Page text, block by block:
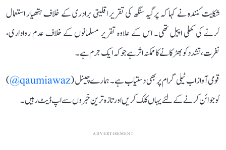
شکایت کنندہ نے کہا کہ پرگیہ سنگھ کی تقریر اقلیتی برادری کے خلاف ہتھیار استعمال
کرنے کی کھلی اپیل تھی۔ اس کے علاوہ تقریر مسلمانوں کے خلاف عدم رواداری،
نفرت، تشدد کو بھڑکانے کا ممکنہ اثر ہے جو کہ ایک جرم ہے۔
قومی آواز اب ٹیلی گرام پر بھی دستیاب ہے۔ ہمارے چینل (qaumiawaz@
)
کو جوائن کرنے کے لئے یہاں کلک کریں اور تازہ ترین خبروں سے اپ ڈیٹ رہیں۔
ADVERTISEMENT